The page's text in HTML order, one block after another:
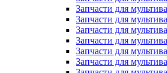
Запчасти для
Запчасти для
Запчасти для
Запчасти для
Запчасти для
Запчасти для